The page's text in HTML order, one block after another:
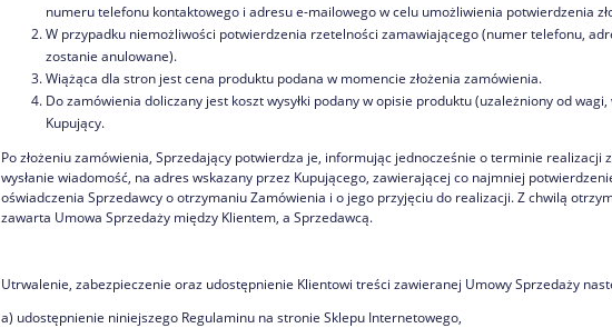
numeru telefonu kontaktowego i adresu e-mailowego w celu umożliwienia potwierdzenia
W przypadku niemożliwości potwierdzenia rzetelności zamawiającego (numer telefonu,
zostanie anulowane).
Wiążąca dla stron jest cena produktu podana w momencie złożenia zamówienia.
Do zamówienia doliczany jest koszt wysyłki podany w opisie produktu (uzależniony od
Kupujący.
Po złożeniu zamówienia, Sprzedający potwierdza je, informując jednocześnie o terminie
wysłanie wiadomość, na adres wskazany przez Kupującego, zawierającej co najmniej
oświadczenia Sprzedawcy o otrzymaniu Zamówienia i o jego przyjęciu do realizacji. Z chwilą
zawarta Umowa Sprzedaży między Klientem, a Sprzedawcą.
Utrwalenie, zabezpieczenie oraz udostępnienie Klientowi treści zawieranej Umowy Sprzedaży
a) udostępnienie niniejszego Regulaminu na stronie Sklepu Internetowego,